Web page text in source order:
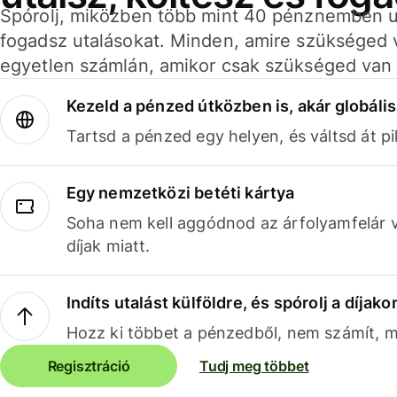
Spórolj, miközben több mint 40 pénznemben
fogadsz utalásokat. Minden, amire szükséged
egyetlen számlán, amikor csak szükséged van
Kezeld a pénzed útközben is, akár
Tartsd a pénzed egy helyen, és váltsd át
Egy nemzetközi betéti kártya
Soha nem kell aggódnod az árfolyamfelár
díjak miatt.
Indíts utalást külföldre, és spórolj a
Hozz ki többet a pénzedből, nem számít,
Regisztráció Tudj meg többet